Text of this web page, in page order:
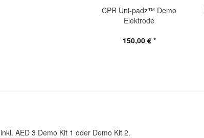
CPR Uni-padz™ Demo
Elektrode
150,00 € *
inkl. AED 3 Demo Kit 1 oder Demo Kit 2.